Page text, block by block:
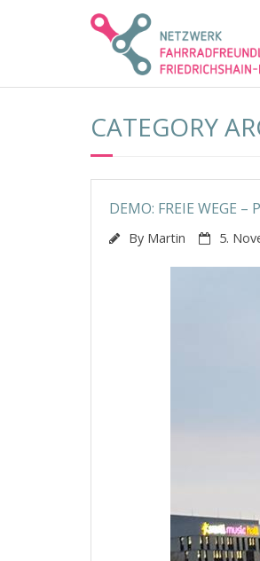
CATEGORY
DEMO: FREIE WEGE –
By Martin 5.